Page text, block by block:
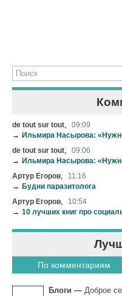
de tout sur tout, 09:09
→
Ильмира Насырова: «Нужно говорить
de tout sur tout, 09:06
→
Ильмира Насырова: «Нужно говорить
Артур Егоров,
11:16
→
Будни паразитолога
Артур Егоров,
10:54
→ 10 лучших книг про
По комментариям
Блоги — Доброе